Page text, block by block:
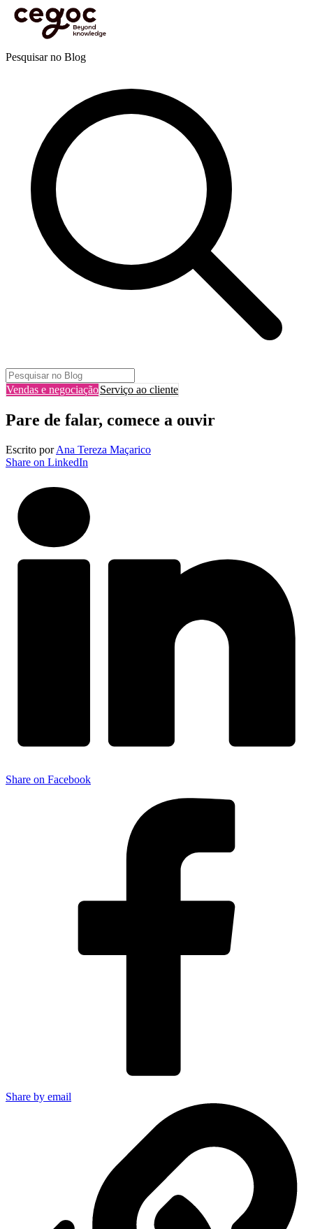
Skip to main content
Está aqui:Home > Recursos
falar, comece a ouvir
Pesquisar no Blog
Vendas e negociaçãoServiço ao cliente
Pare de falar, comece a ouvir
Escrito porAna Tereza Maçarico
Share on LinkedIn
Share on Facebook
Share by email